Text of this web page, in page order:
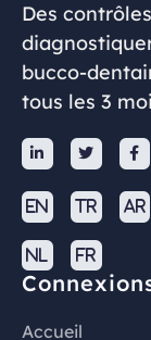
Des
bucco-
tous les 3
  
EN TR AR
NL FR
Accueil